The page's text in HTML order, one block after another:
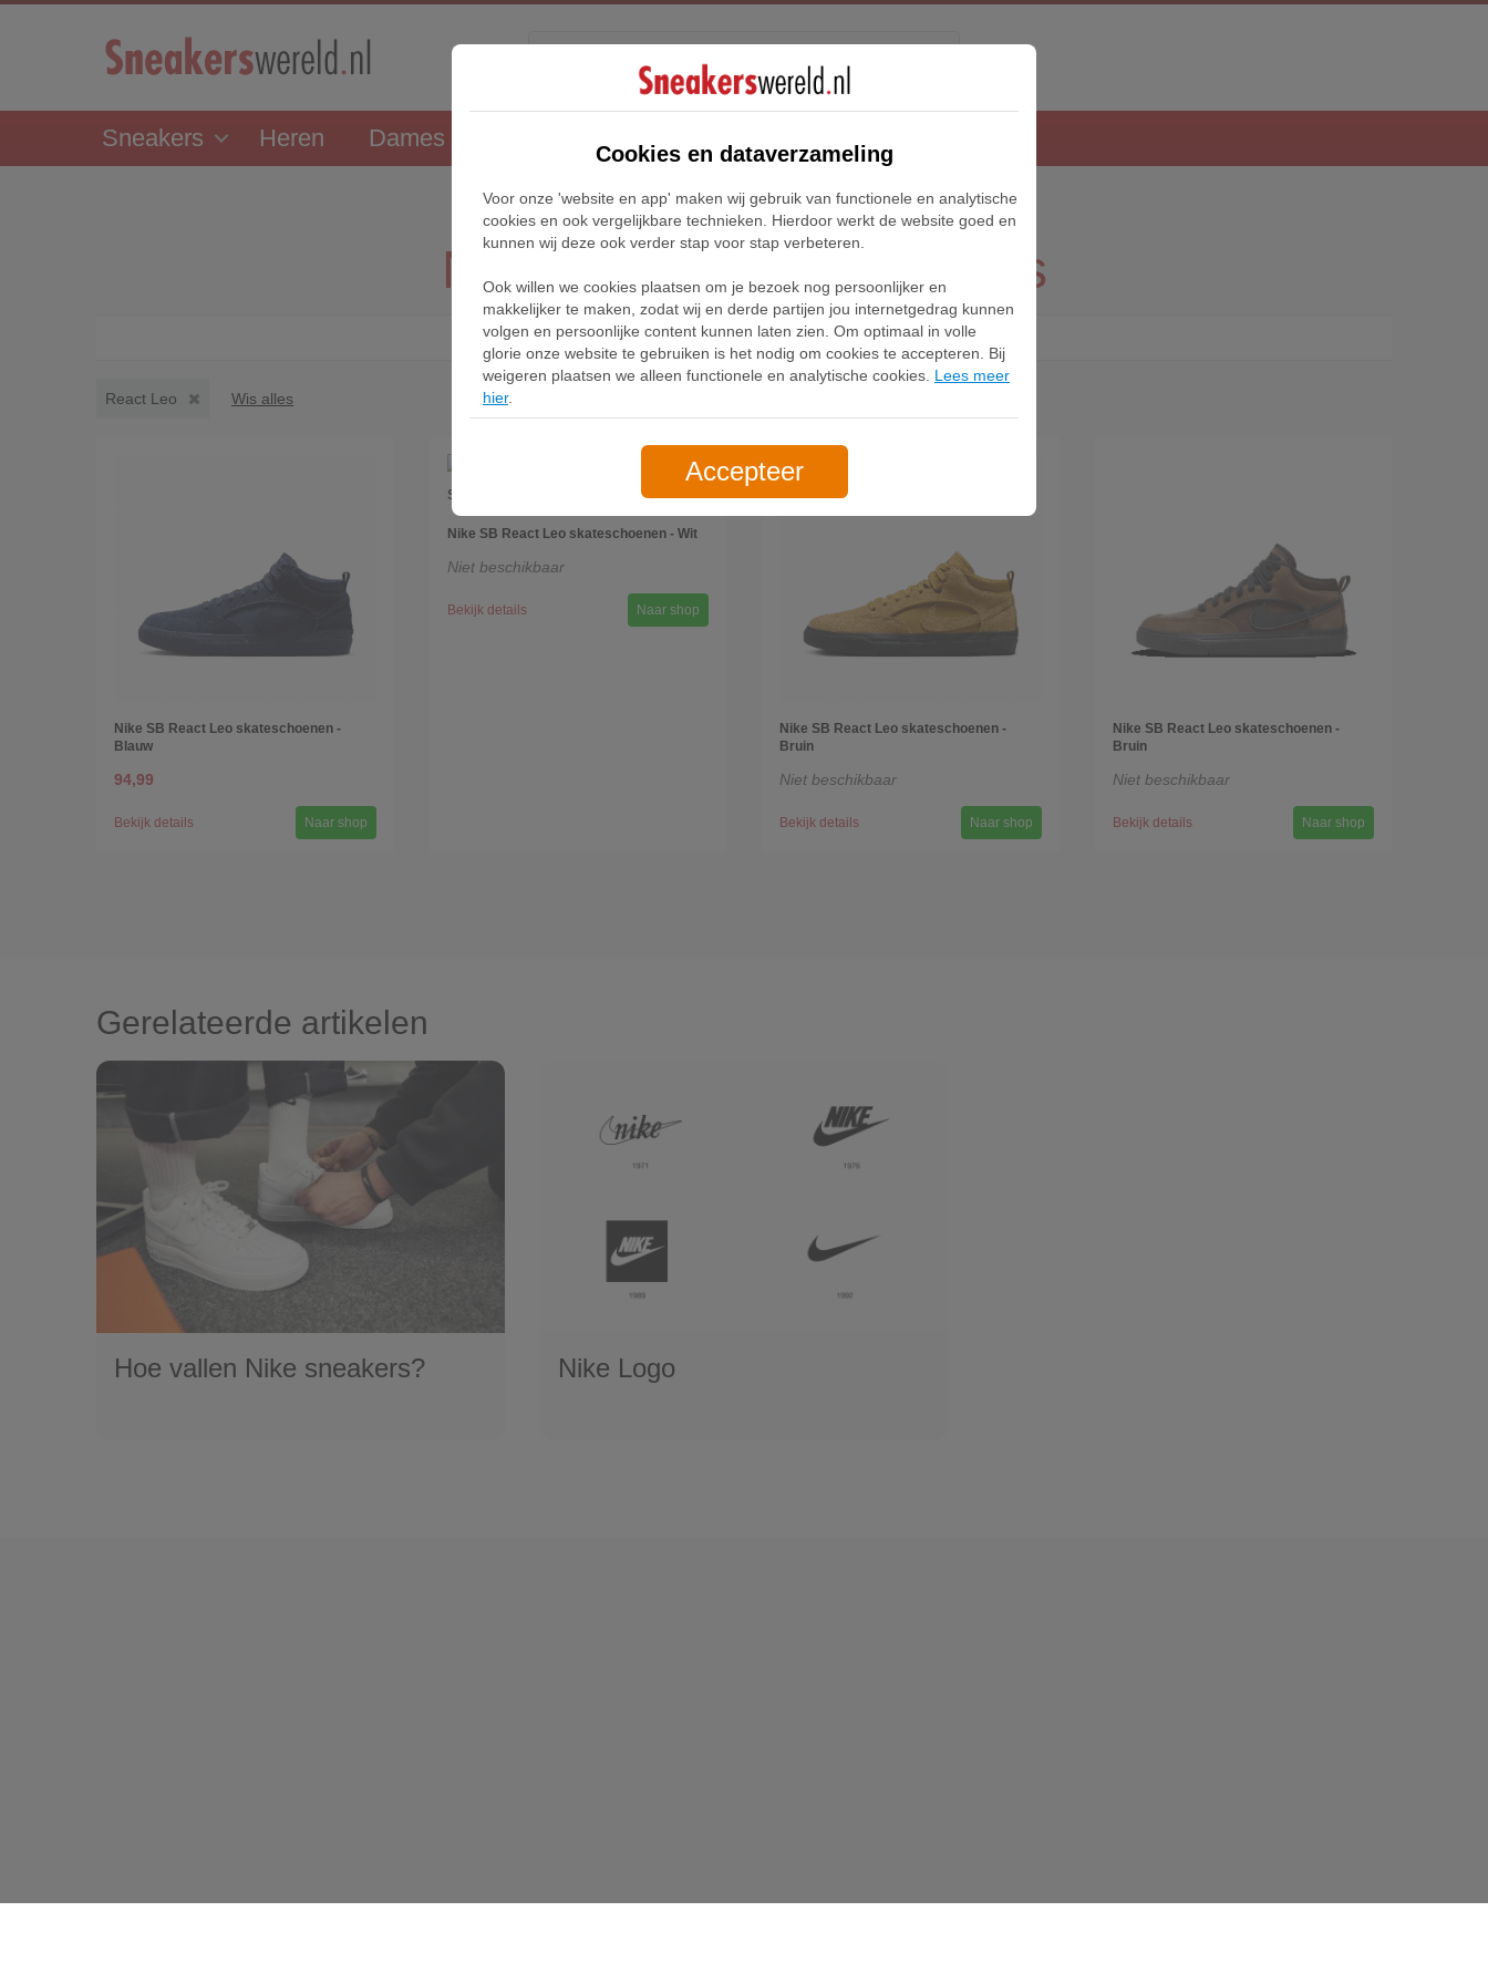
Sneakers Heren Dames Releases Blog
Home Nike React Leo Sneakers
Nike React Leo Sneakers
Filter 1
React Leo Wis alles
Nike SB React Leo skateschoenen -
Blauw
94,99
Bekijk details Naar shop
Nike SB React Leo skateschoenen - Wit
Niet beschikbaar
Bekijk details Naar shop
Nike SB React Leo skateschoenen -
Bruin
Niet beschikbaar
Bekijk details Naar shop
Nike SB React Leo skateschoenen -
Bruin
Niet beschikbaar
Bekijk details Naar shop
Gerelateerde artikelen
Hoe vallen Nike sneakers? Nike Logo
Cookies en dataverzameling
Voor onze 'website en app' maken wij gebruik van functionele en analytische
cookies en ook vergelijkbare technieken. Hierdoor werkt de website goed en
kunnen wij deze ook verder stap voor stap verbeteren.
Ook willen we cookies plaatsen om je bezoek nog persoonlijker en
makkelijker te maken, zodat wij en derde partijen jou internetgedrag kunnen
volgen en persoonlijke content kunnen laten zien. Om optimaal in volle
glorie onze website te gebruiken is het nodig om cookies te accepteren. Bij
weigeren plaatsen we alleen functionele en analytische cookies. Lees meer
hier.
Accepteer